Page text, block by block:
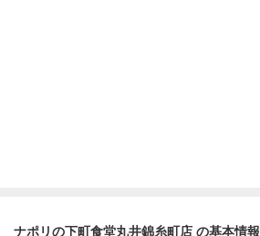
ナポリの下町食堂丸井錦糸町店 の基本情報